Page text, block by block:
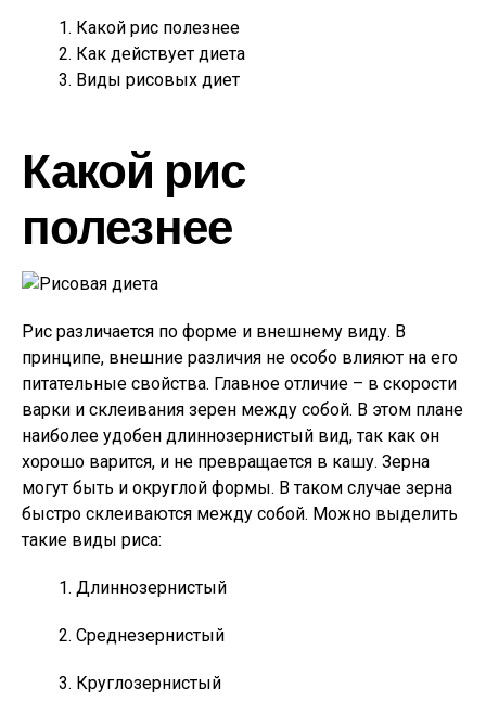
Какой рис полезнее
Как действует диета
Виды рисовых диет
Какой рис
полезнее
Рис различается по форме и внешнему виду. В
принципе, внешние различия не особо влияют на его
питательные свойства. Главное отличие – в скорости
варки и склеивания зерен между собой. В этом плане
наиболее удобен длиннозернистый вид, так как он
хорошо варится, и не превращается в кашу. Зерна
могут быть и округлой формы. В таком случае зерна
быстро склеиваются между собой. Можно выделить
такие виды риса:
Длиннозернистый
Среднезернистый
Круглозернистый